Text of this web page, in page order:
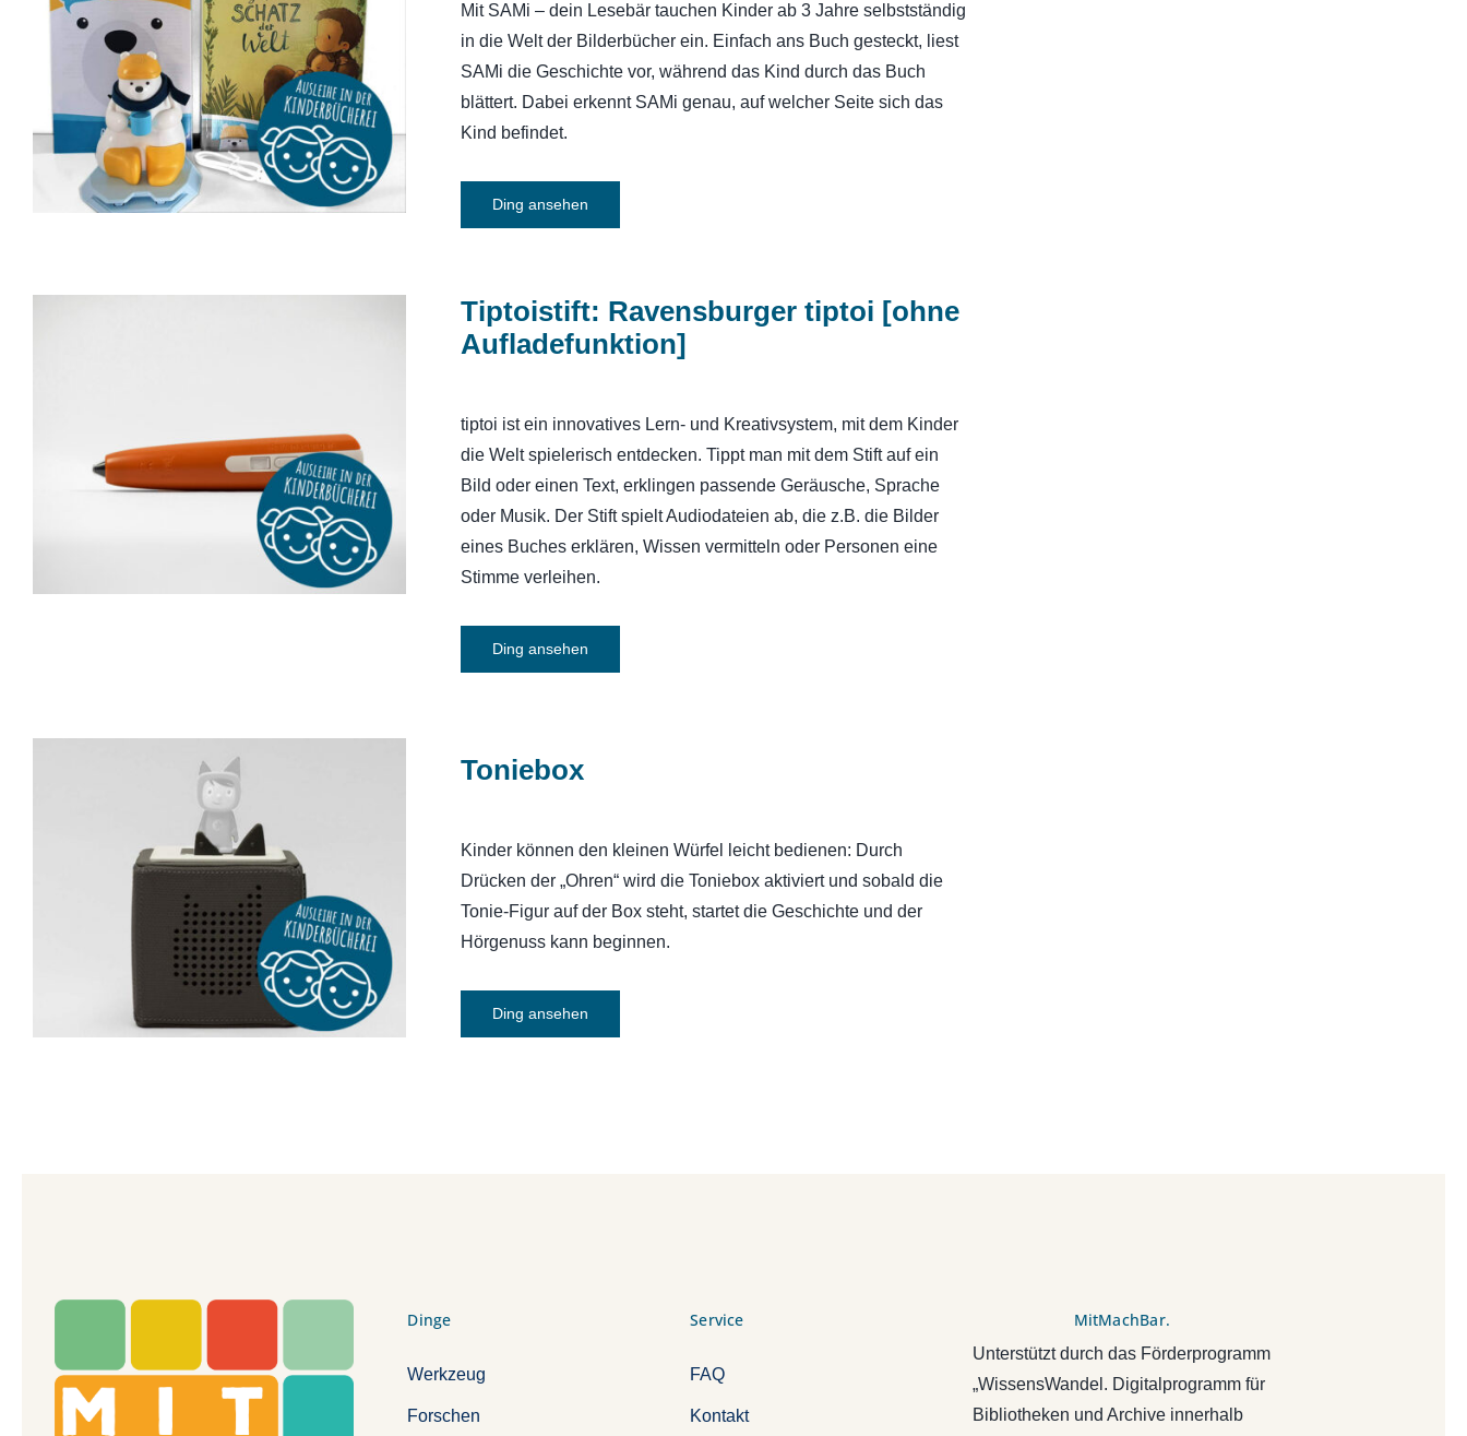
SAMi, dein Lesebär – Starter-Set
Mit SAMi – dein Lesebär tauchen Kinder ab 3 Jahre selbstständig
in die Welt der Bilderbücher ein. Einfach ans Buch gesteckt, liest
SAMi die Geschichte vor, während das Kind durch das Buch
blättert. Dabei erkennt SAMi genau, auf welcher Seite sich das
Kind befindet.
Ding ansehen
Tiptoistift: Ravensburger tiptoi [ohne
Aufladefunktion]
Tiptoistift: Ravensburger tiptoi [ohne
Aufladefunktion]
tiptoi ist ein innovatives Lern- und Kreativsystem, mit dem Kinder
die Welt spielerisch entdecken. Tippt man mit dem Stift auf ein
Bild oder einen Text, erklingen passende Geräusche, Sprache
oder Musik. Der Stift spielt Audiodateien ab, die z.B. die Bilder
eines Buches erklären, Wissen vermitteln oder Personen eine
Stimme verleihen.
Ding ansehen
Toniebox
Toniebox
Kinder können den kleinen Würfel leicht bedienen: Durch
Drücken der „Ohren“ wird die Toniebox aktiviert und sobald die
Tonie-Figur auf der Box steht, startet die Geschichte und der
Hörgenuss kann beginnen.
Ding ansehen
Dinge
Werkzeug
Forschen
Service
FAQ
Kontakt
MitMachBar.
Unterstützt durch das Förderprogramm
„WissensWandel. Digitalprogramm für
Bibliotheken und Archive innerhalb